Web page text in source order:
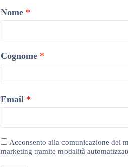
Nome
Cognome
Email
Acconsento alla comunicazione dei
marketing tramite modalità